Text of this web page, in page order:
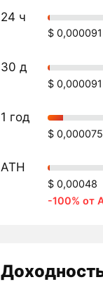
24 ч
$ 0,000091
30 д
$ 0,000091
1 год
$ 0,000075
ATH
$ 0,00048
-100% от